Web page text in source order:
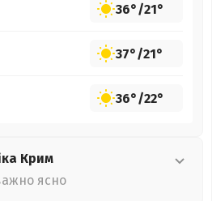
36°/21°
37°/21°
36°/22°
Крим
ясно